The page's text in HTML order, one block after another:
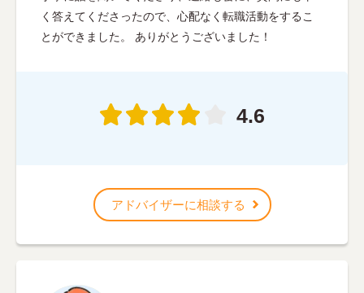
く答えてくださったので、心配なく転職活動をするこ
とができました。 ありがとうございました！
4.6
アドバイザーに相談する